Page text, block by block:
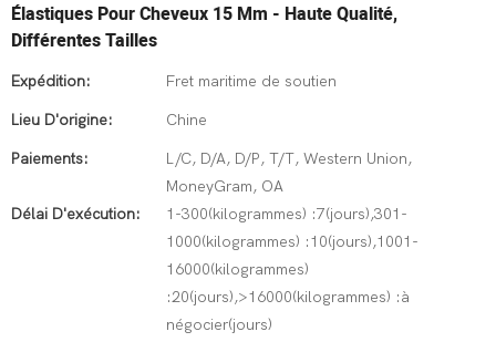
Élastiques Pour Cheveux 15 Mm - Haute Qualité,
Différentes Tailles
Expédition: Fret maritime de soutien
Lieu D'origine: Chine
Paiements:
L/C, D/A, D/P, T/T, Western Union,
MoneyGram, OA
Délai D'exécution:
1-300(kilogrammes) :7(jours),301-
1000(kilogrammes) :10(jours),1001-
16000(kilogrammes)
:20(jours),>16000(kilogrammes) :à
négocier(jours)